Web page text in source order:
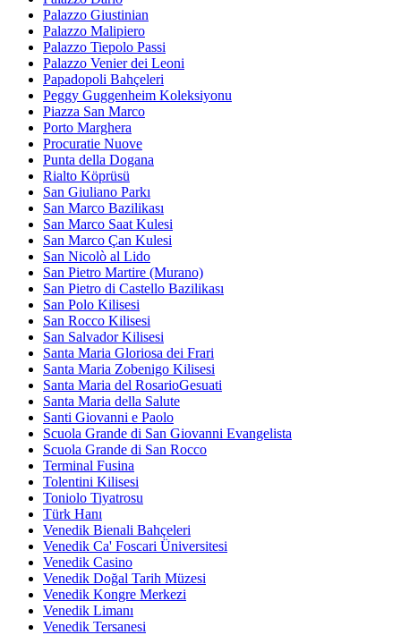
Palazzo Giustinian
Palazzo Malipiero
Palazzo Tiepolo Passi
Palazzo Venier dei Leoni
Papadopoli Bahçeleri
Peggy Guggenheim Koleksiyonu
Piazza San Marco
Porto Marghera
Procuratie Nuove
Punta della Dogana
Rialto Köprüsü
San Giuliano Parkı
San Marco Bazilikası
San Marco Saat Kulesi
San Marco Çan Kulesi
San Nicolò al Lido
San Pietro Martire (Murano)
San Pietro di Castello Bazilikası
San Polo Kilisesi
San Rocco Kilisesi
San Salvador Kilisesi
Santa Maria Gloriosa dei Frari
Santa Maria Zobenigo Kilisesi
Santa Maria del RosarioGesuati
Santa Maria della Salute
Santi Giovanni e Paolo
Scuola Grande di San Giovanni Evangelista
Scuola Grande di San Rocco
Terminal Fusina
Tolentini Kilisesi
Toniolo Tiyatrosu
Türk Hanı
Venedik Bienali Bahçeleri
Venedik Ca' Foscari Üniversitesi
Venedik Casino
Venedik Doğal Tarih Müzesi
Venedik Kongre Merkezi
Venedik Limanı
Venedik Tersanesi